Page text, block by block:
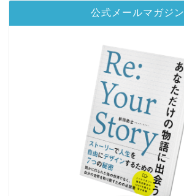
公式メールマガジン